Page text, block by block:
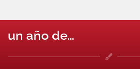
un año de…